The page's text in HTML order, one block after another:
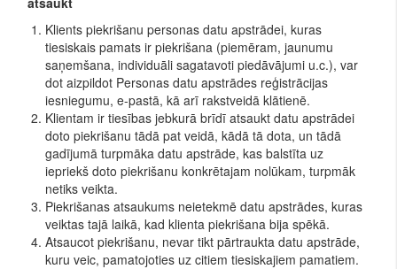
Klients piekrišanu personas datu apstrādei, kuras
tiesiskais pamats ir piekrišana (piemēram, jaunumu
saņemšana, individuāli sagatavoti piedāvājumi u.c.), var
dot aizpildot Personas datu apstrādes reģistrācijas
iesniegumu, e-pastā, kā arī rakstveidā klātienē.
Klientam ir tiesības jebkurā brīdī atsaukt datu apstrādei
doto piekrišanu tādā pat veidā, kādā tā dota, un tādā
gadījumā turpmāka datu apstrāde, kas balstīta uz
iepriekš doto piekrišanu konkrētajam nolūkam, turpmāk
netiks veikta.
Piekrišanas atsaukums neietekmē datu apstrādes, kuras
veiktas tajā laikā, kad klienta piekrišana bija spēkā.
Atsaucot piekrišanu, nevar tikt pārtraukta datu apstrāde,
kuru veic, pamatojoties uz citiem tiesiskajiem pamatiem.